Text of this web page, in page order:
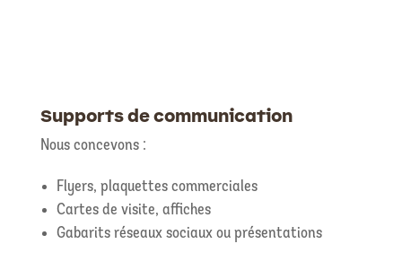
Supports de communication
Nous concevons :
Flyers, plaquettes commerciales
Cartes de visite, affiches
Gabarits réseaux sociaux ou présentations